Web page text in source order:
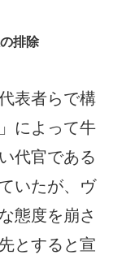
排除
表者らで構
によって牛
代官である
いたが、ヴ
態度を崩さ
とすると宣